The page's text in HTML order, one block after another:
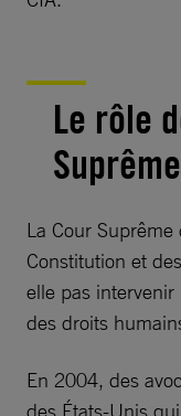
Le rôle
La Cour
Constitution et
elle pas
des droits
En 2004, des
des États-Unis